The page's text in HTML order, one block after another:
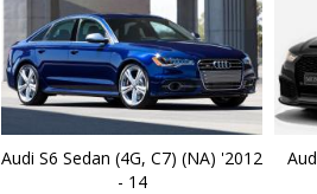
Audi S6 Sedan (4G, C7) (NA) '2012
- 14